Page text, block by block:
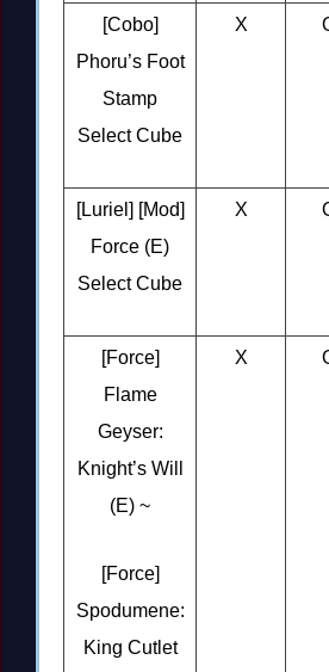
[Cobo]
Phoru’s Foot
Stamp
Select Cube
X
[Luriel] [Mod]
Force (E)
Select Cube
X
[Force]
Flame
Geyser:
Knight’s Will
(E) ~
[Force]
Spodumene:
King Cutlet
X